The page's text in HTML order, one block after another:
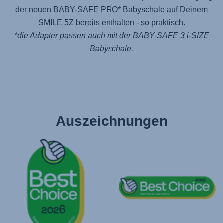
der neuen BABY-SAFE PRO* Babyschale auf Deinem
SMILE 5Z bereits enthalten - so praktisch.
*die Adapter passen auch mit derBABY-SAFE 3 i-SIZE
Babyschale.
Auszeichnungen